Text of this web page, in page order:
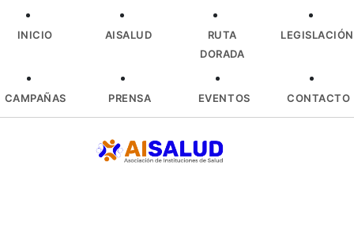
INICIO AISALUD
RUTA
DORADA
LEGISLACIÓN
CAMPAÑAS PRENSA EVENTOS CONTACTO